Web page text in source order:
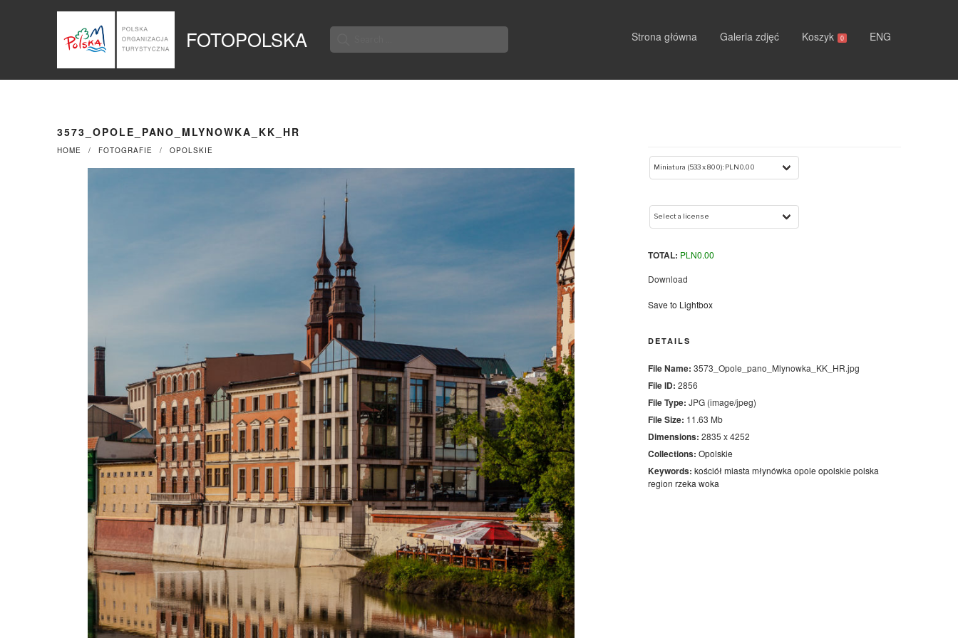
FOTOPOLSKA
Search
for:
Strona główna Galeria zdjęć Koszyk 0 ENG
3573_OPOLE_PANO_MLYNOWKA_KK_HR
HOME FOTOGRAFIE OPOLSKIE
TOTAL: PLN0.00
Download
Save to Lightbox
DETAILS
File Name: 3573_Opole_pano_Mlynowka_KK_HR.jpg
File ID: 2856
File Type: JPG (image/jpeg)
File Size: 11.63 Mb
Dimensions: 2835 x 4252
Collections: Opolskie
Keywords: kościół miasta młynówka opole opolskie polska
region rzeka woka
Panel zarządzania plikami cookies